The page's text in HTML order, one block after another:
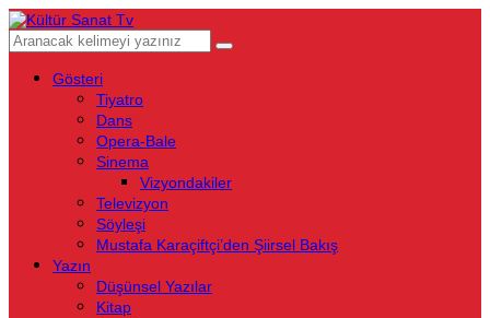
Gösteri
Tiyatro
Dans
Opera-Bale
Sinema
Vizyondakiler
Televizyon
Söyleşi
Mustafa Karaçiftçi’den Şiirsel Bakış
Yazın
Düşünsel Yazılar
Kitap